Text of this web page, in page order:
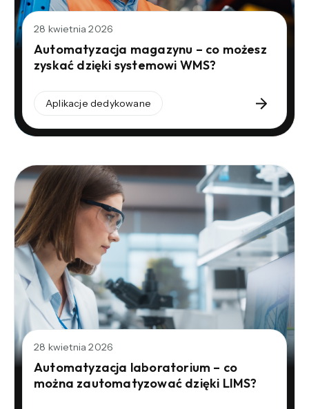
28 kwietnia 2026
Automatyzacja magazynu – co możesz
zyskać dzięki systemowi WMS?
Aplikacje dedykowane
28 kwietnia 2026
Automatyzacja laboratorium – co
można zautomatyzować dzięki LIMS?